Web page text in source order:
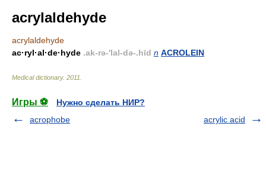
acrylaldehyde
acrylaldehyde
ac·ryl·al·de·hyde .ak-rə-'lal-də-.hīd n ACROLEIN
Medical dictionary. 2011
Игры ⚽
Нужно сделать НИР?
acrophobe
acrylic acid